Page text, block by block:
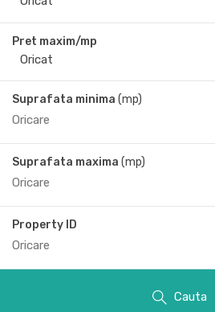
Pret maxim/mp
Suprafata minima (mp)
Suprafata maxima (mp)
Property ID
Cauta